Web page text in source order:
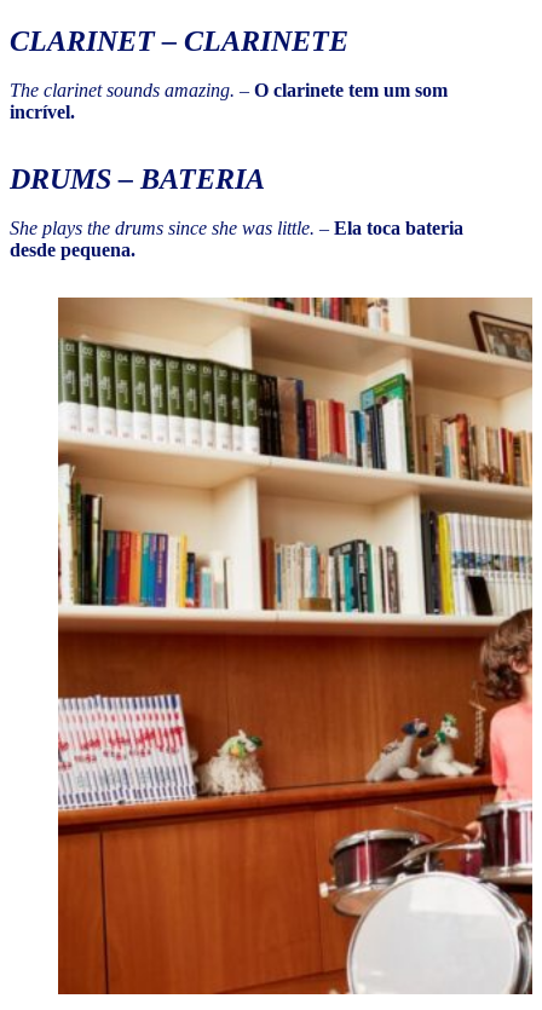
CLARINET– CLARINETE
The clarinet sounds amazing. – O clarinete tem um som
incrível.
DRUMS– BATERIA
She plays the drums since she was little. – Ela toca bateria
desde pequena.